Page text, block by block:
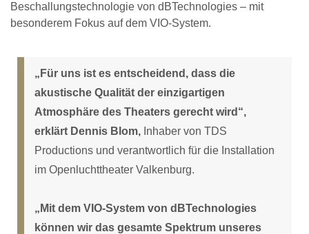
Beschallungstechnologie von dBTechnologies – mit
besonderem Fokus auf dem VIO-System.
„Für uns ist es entscheidend, dass die
akustische Qualität der einzigartigen
Atmosphäre des Theaters gerecht wird“,
erklärt Dennis Blom, Inhaber von TDS
Productions und verantwortlich für die Installation
im Openluchttheater Valkenburg.
„Mit dem VIO-System von dBTechnologies
können wir das gesamte Spektrum unseres